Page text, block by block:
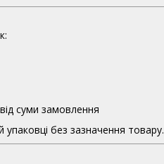
суми замовлення
упаковці без зазначення товару.